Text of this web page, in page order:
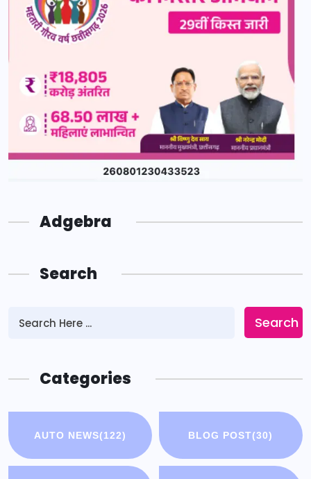
Adgebra
Search
Search
Categories
AUTO NEWS(122) BLOG POST(30)